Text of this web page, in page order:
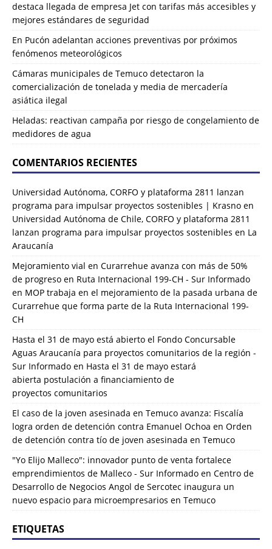
destaca llegada de empresa Jet con tarifas más accesibles y
mejores estándares de seguridad
En Pucón adelantan acciones preventivas por próximos
fenómenos meteorológicos
Cámaras municipales de Temuco detectaron la
comercialización de tonelada y media de mercadería
asiática ilegal
Heladas: reactivan campaña por riesgo de congelamiento de
medidores de agua
COMENTARIOS RECIENTES
Universidad Autónoma, CORFO y plataforma 2811 lanzan
programa para impulsar proyectos sostenibles | Krasno en
Universidad Autónoma de Chile, CORFO y plataforma 2811
lanzan programa para impulsar proyectos sostenibles en La
Araucanía
Mejoramiento vial en Curarrehue avanza con más de 50%
de progreso en Ruta Internacional 199-CH - Sur Informado
en MOP trabaja en el mejoramiento de la pasada urbana de
Curarrehue que forma parte de la Ruta Internacional 199-
CH
Hasta el 31 de mayo está abierto el Fondo Concursable
Aguas Araucanía para proyectos comunitarios de la región -
Sur Informado en Hasta el 31 de mayo estará
abierta postulación a financiamiento de
proyectos comunitarios
El caso de la joven asesinada en Temuco avanza: Fiscalía
logra orden de detención contra Emanuel Ochoa en Orden
de detención contra tío de joven asesinada en Temuco
"Yo Elijo Malleco": innovador punto de venta fortalece
emprendimientos de Malleco - Sur Informado en Centro de
Desarrollo de Negocios Angol de Sercotec inaugura un
nuevo espacio para microempresarios en Temuco
ETIQUETAS